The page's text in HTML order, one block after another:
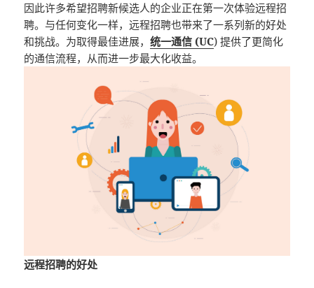
因此许多希望招聘新候选人的企业正在第一次体验远程招
聘。与任何变化一样，远程招聘也带来了一系列新的好处
和挑战。为取得最佳进展，统一通信 (UC) 提供了更简化
的通信流程，从而进一步最大化收益。
远程招聘的好处